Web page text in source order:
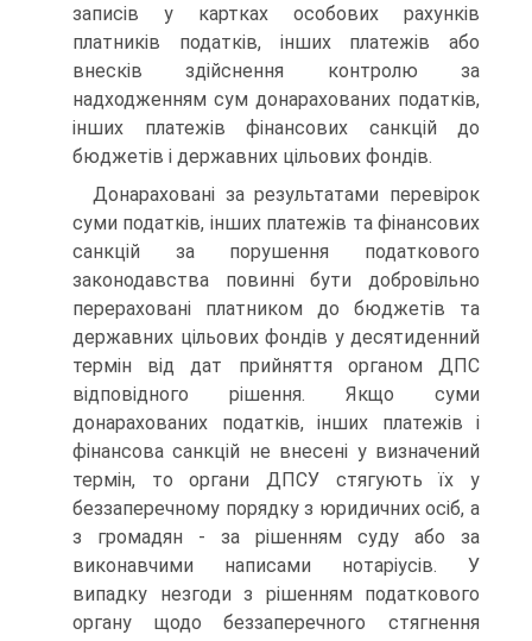
записів у картках особових рахунків
платників податків, інших платежів або
внесків здійснення контролю за
надходженням сум донарахованих податків,
інших платежів фінансових санкцій до
бюджетів і державних цільових фондів.
Донараховані за результатами перевірок
суми податків, інших платежів та фінансових
санкцій за порушення податкового
законодавства повинні бути добровільно
перераховані платником до бюджетів та
державних цільових фондів у десятиденний
термін від дат прийняття органом ДПС
відповідного рішення. Якщо суми
донарахованих податків, інших платежів і
фінансова санкцій не внесені у визначений
термін, то органи ДПСУ стягують їх у
беззаперечному порядку з юридичних осіб, а
з громадян - за рішенням суду або за
виконавчими написами нотаріусів. У
випадку незгоди з рішенням податкового
органу щодо беззаперечного стягнення